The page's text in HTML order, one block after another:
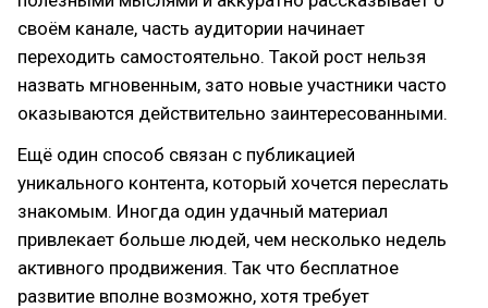
своём канале, часть аудитории начинает
переходить самостоятельно. Такой рост нельзя
назвать мгновенным, зато новые участники часто
оказываются действительно заинтересованными.
Ещё один способ связан с публикацией
уникального контента, который хочется переслать
знакомым. Иногда один удачный материал
привлекает больше людей, чем несколько недель
активного продвижения. Так что бесплатное
развитие вполне возможно, хотя требует